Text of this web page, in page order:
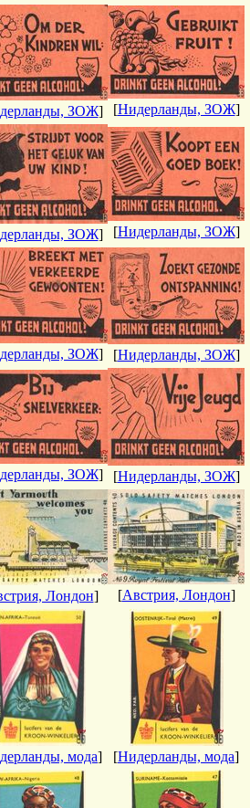
ЗОЖ] [Нидерланды, ЗОЖ]
ЗОЖ] [Нидерланды, ЗОЖ]
ЗОЖ] [Нидерланды, ЗОЖ]
ЗОЖ] [Нидерланды, ЗОЖ]
Лондон] [Австрия, Лондон]
мода] [Нидерланды, мода]